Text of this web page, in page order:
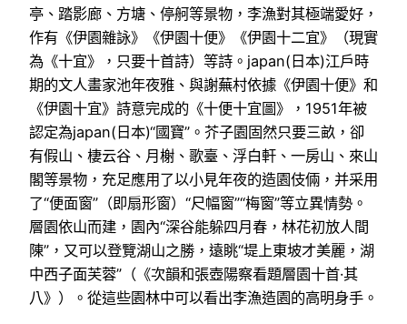
亭、踏影廊、方塘、停舸等景物，李漁對其極端愛好，
作有《伊園雜詠》《伊園十便》《伊園十二宜》（現實
為《十宜》，只要十首詩）等詩。japan(日本)江戶時
期的文人畫家池年夜雅、與謝蕪村依據《伊園十便》和
《伊園十宜》詩意完成的《十便十宜圖》，1951年被
認定為japan(日本)“國寶”。芥子園固然只要三畝，卻
有假山、棲云谷、月榭、歌臺、浮白軒、一房山、來山
閣等景物，充足應用了以小見年夜的造園伎倆，并采用
了“便面窗”（即扇形窗）“尺幅窗”“梅窗”等立異情勢。
層園依山而建，園內“深谷能躲四月春，林花初放人間
陳”，又可以登覽湖山之勝，遠眺“堤上東坡才美麗，湖
中西子面芙蓉”（《次韻和張壺陽察看題層園十首·其
八》）。從這些園林中可以看出李漁造園的高明身手。